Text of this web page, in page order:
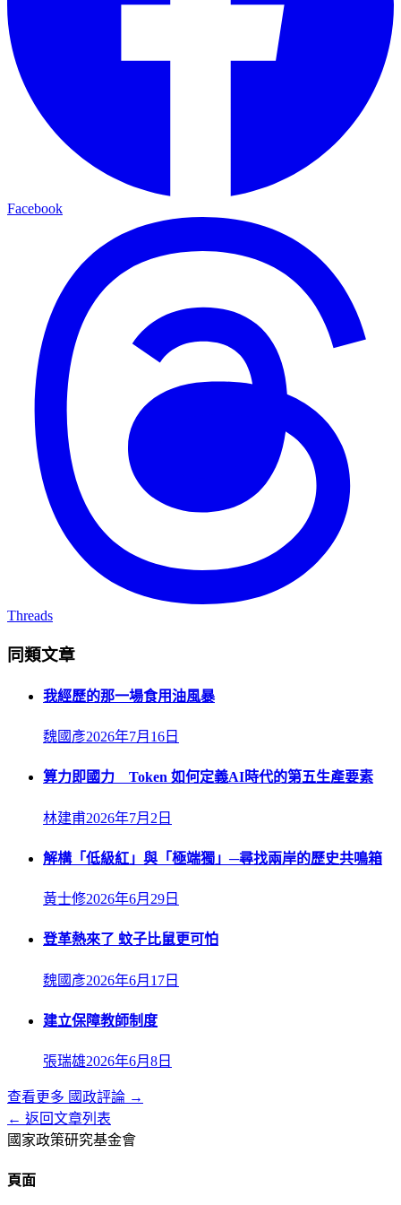
Facebook
Threads
同類文章
我經歷的那一場食用油風暴
魏國彥2026年7月16日
算力即國力 Token 如何定義AI時代的第五生產要素
林建甫2026年7月2日
解構「低級紅」與「極端獨」─尋找兩岸的歷史共鳴箱
黃士修2026年6月29日
登革熱來了 蚊子比鼠更可怕
魏國彥2026年6月17日
建立保障教師制度
張瑞雄2026年6月8日
查看更多 國政評論 →
← 返回文章列表
國家政策研究基金會
頁面